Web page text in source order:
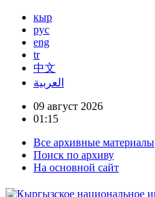
кыр
рус
eng
tr
中文
العربية
09 август 2026
01:15
Все архивные материалы
Поиск по архиву
На основной сайт